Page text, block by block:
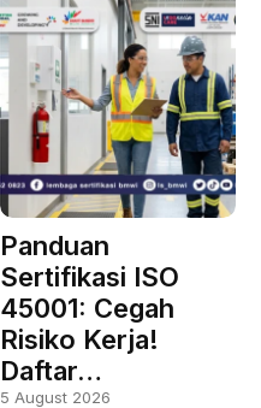
Panduan
Sertifikasi ISO
45001: Cegah
Risiko Kerja!
Daftar…
5 August 2026